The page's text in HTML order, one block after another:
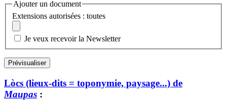
Ajouter un document
Extensions autorisées : toutes
Je veux recevoir la Newsletter
Lòcs (lieux-dits = toponymie, paysage...) de
Maupas :